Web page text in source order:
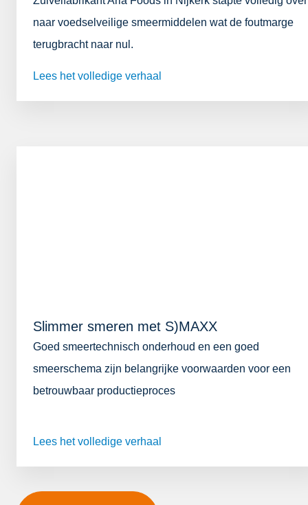
naar voedselveilige smeermiddelen wat de foutmarge
terugbracht naar nul.
Lees het volledige verhaal
Slimmer smeren met S)MAXX
Goed smeertechnisch onderhoud en een goed
smeerschema zijn belangrijke voorwaarden voor een
betrouwbaar productieproces
Lees het volledige verhaal